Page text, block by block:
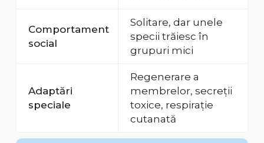
Comportament
social
Solitare, dar unele
specii trăiesc în
grupuri mici
Adaptări
speciale
Regenerare a
membrelor, secreții
toxice, respirație
cutanată